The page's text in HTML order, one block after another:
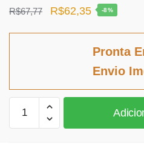
R$67,77
O
R$62,35O
atual
-8%
Pronta
Envio
Responsabilidade
Médica